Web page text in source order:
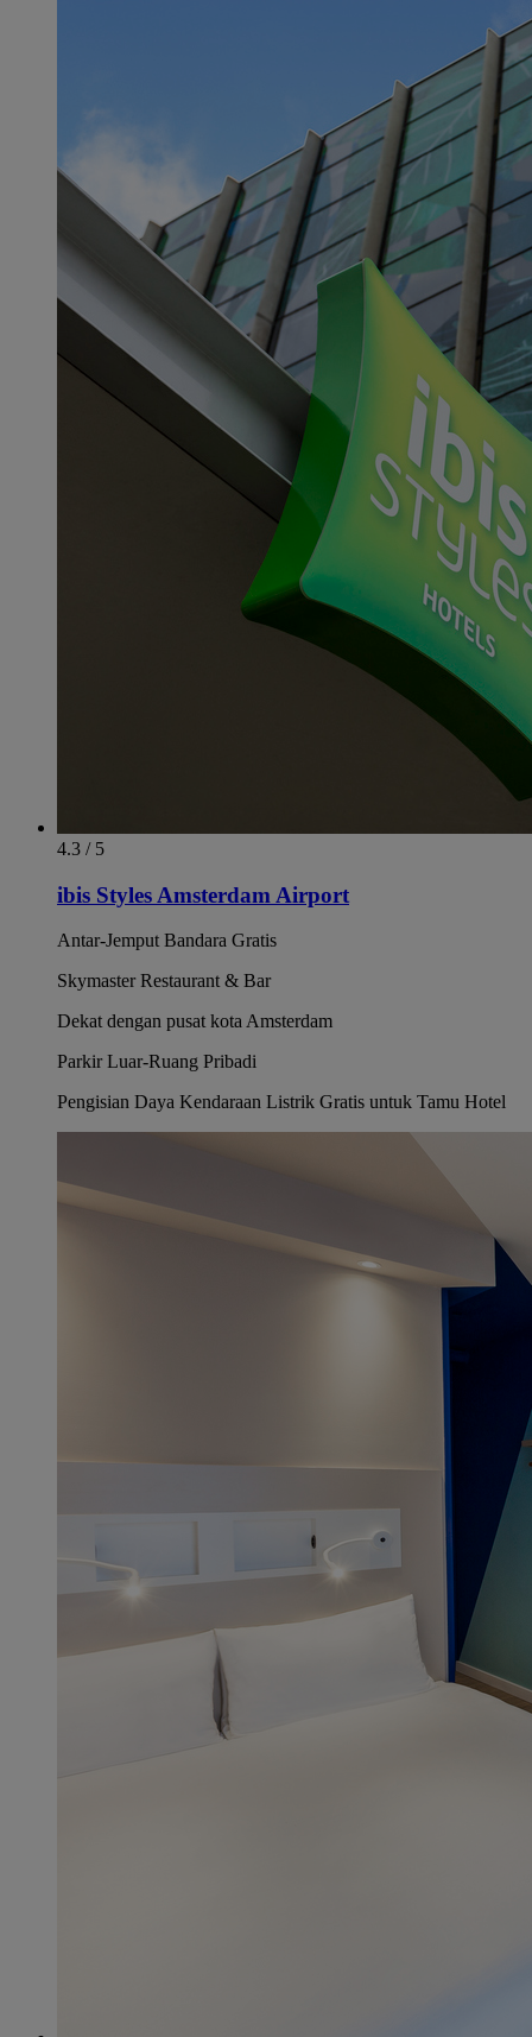
4.3 / 5
ibis Styles Amsterdam Airport
Antar-Jemput Bandara Gratis
Skymaster Restaurant & Bar
Dekat dengan pusat kota Amsterdam
Parkir Luar-Ruang Pribadi
Pengisian Daya Kendaraan Listrik Gratis untuk Tamu Hotel